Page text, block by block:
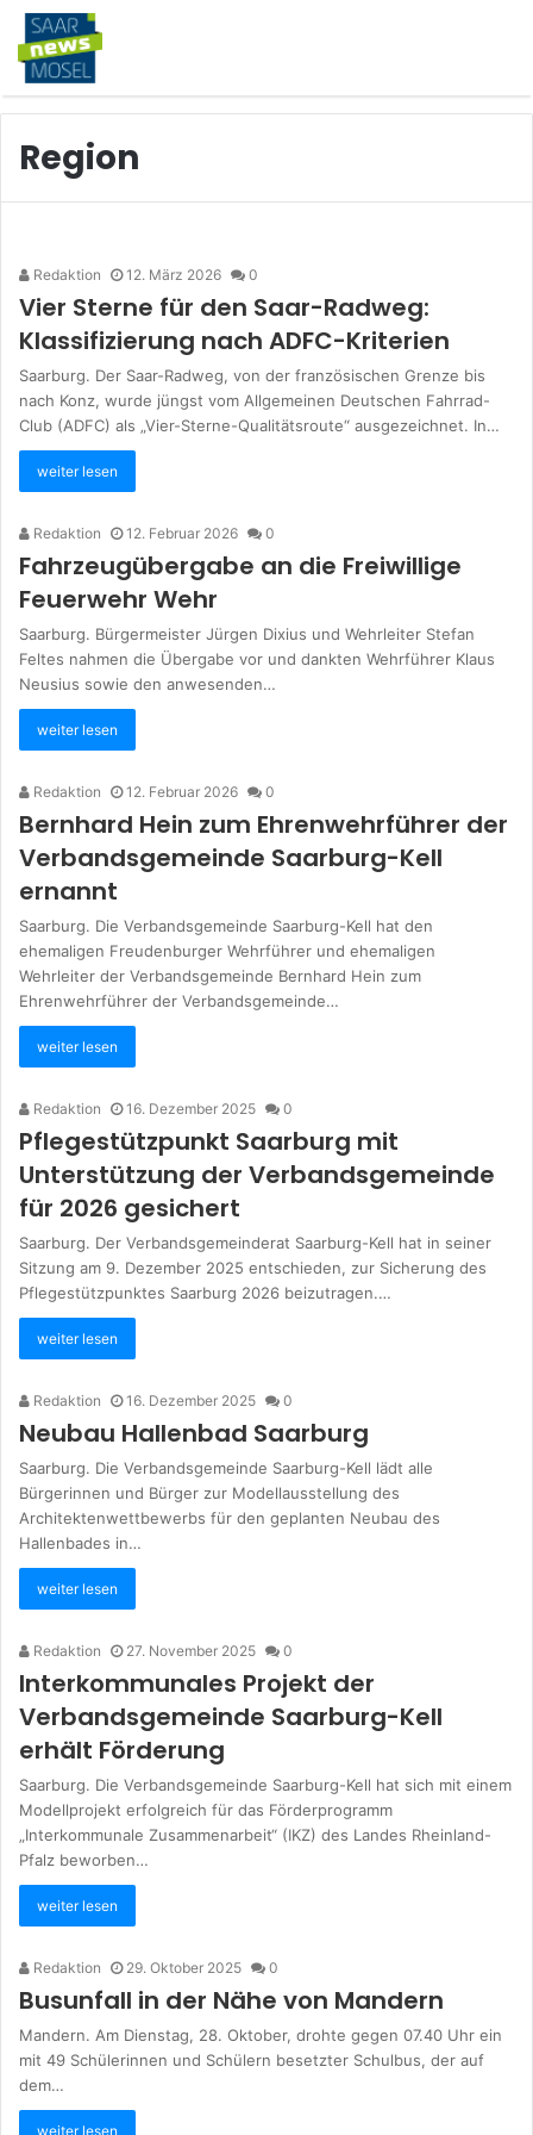
Region
Redaktion 12. März 2026 0
Vier Sterne für den Saar-Radweg:
Klassifizierung nach ADFC-Kriterien
Saarburg. Der Saar-Radweg, von der französischen Grenze bis
nach Konz, wurde jüngst vom Allgemeinen Deutschen Fahrrad-
Club (ADFC) als „Vier-Sterne-Qualitätsroute“ ausgezeichnet. In…
weiter lesen
Redaktion 12. Februar 2026 0
Fahrzeugübergabe an die Freiwillige
Feuerwehr Wehr
Saarburg. Bürgermeister Jürgen Dixius und Wehrleiter Stefan
Feltes nahmen die Übergabe vor und dankten Wehrführer Klaus
Neusius sowie den anwesenden…
weiter lesen
Redaktion 12. Februar 2026 0
Bernhard Hein zum Ehrenwehrführer der
Verbandsgemeinde Saarburg-Kell
ernannt
Saarburg. Die Verbandsgemeinde Saarburg-Kell hat den
ehemaligen Freudenburger Wehrführer und ehemaligen
Wehrleiter der Verbandsgemeinde Bernhard Hein zum
Ehrenwehrführer der Verbandsgemeinde…
weiter lesen
Redaktion 16. Dezember 2025 0
Pflegestützpunkt Saarburg mit
Unterstützung der Verbandsgemeinde
für 2026 gesichert
Saarburg. Der Verbandsgemeinderat Saarburg-Kell hat in seiner
Sitzung am 9. Dezember 2025 entschieden, zur Sicherung des
Pflegestützpunktes Saarburg 2026 beizutragen.…
weiter lesen
Redaktion 16. Dezember 2025 0
Neubau Hallenbad Saarburg
Saarburg. Die Verbandsgemeinde Saarburg-Kell lädt alle
Bürgerinnen und Bürger zur Modellausstellung des
Architektenwettbewerbs für den geplanten Neubau des
Hallenbades in…
weiter lesen
Redaktion 27. November 2025 0
Interkommunales Projekt der
Verbandsgemeinde Saarburg-Kell
erhält Förderung
Saarburg. Die Verbandsgemeinde Saarburg-Kell hat sich mit einem
Modellprojekt erfolgreich für das Förderprogramm
„Interkommunale Zusammenarbeit“ (IKZ) des Landes Rheinland-
Pfalz beworben…
weiter lesen
Redaktion 29. Oktober 2025 0
Busunfall in der Nähe von Mandern
Mandern. Am Dienstag, 28. Oktober, drohte gegen 07.40 Uhr ein
mit 49 Schülerinnen und Schülern besetzter Schulbus, der auf
dem…
weiter lesen